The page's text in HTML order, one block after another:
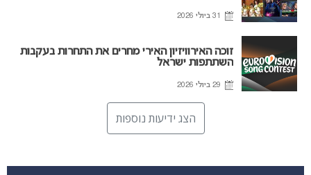
31 ביולי 2026
זוכה האירוויזיון האירי מחרים את התחרות בעקבות
השתתפות ישראל
29 ביולי 2026
הצג ידיעות נוספות